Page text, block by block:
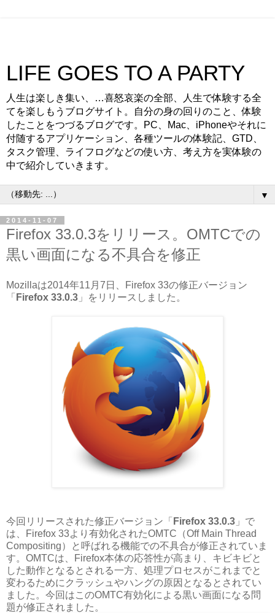
LIFE GOES TO A PARTY
人生は楽しき集い、…喜怒哀楽の全部、人生で体験する全
てを楽しもうブログサイト。自分の身の回りのこと、体験
したことをつづるブログです。PC、Mac、iPhoneやそれに
付随するアプリケーション、各種ツールの体験記、GTD、
タスク管理、ライフログなどの使い方、考え方を実体験の
中で紹介していきます。
▼
2014-11-07
Firefox 33.0.3をリリース。OMTCでの
黒い画面になる不具合を修正
Mozillaは2014年11月7日、Firefox 33の修正バージョン
「 Firefox 33.0.3 」をリリースしました。
今回リリースされた修正バージョン「 Firefox 33.0.3 」で
は、Firefox 33より有効化されたOMTC（Off Main Thread
Compositing）と呼ばれる機能での不具合が修正されていま
す。OMTCは、Firefox本体の応答性が高まり、キビキビと
した動作となるとされる一方、処理プロセスがこれまでと
変わるためにクラッシュやハングの原因となるとされてい
ました。今回はこのOMTC有効化による黒い画面になる問
題が修正されました。